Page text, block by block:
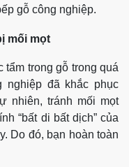
gỗ công nghiệp.
mối mọt
trong gỗ trong quá
nghiệp đã khắc phục
nhiên, tránh mối mọt
“bất di bất dịch” của
Do đó, bạn hoàn toàn